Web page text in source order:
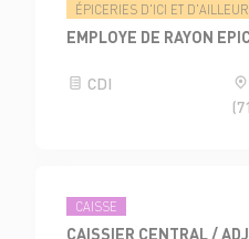
ÉPICERIES D'ICI ET
EMPLOYE DE RAYON
CDI
CAISSE
CAISSIER CENTRAL /